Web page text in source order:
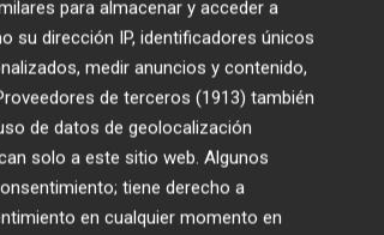
viernes y el
2 Lunes de
posible
Altiplano,
3
Así es el
las playas de
década, con un
de deuda
de deuda en
para almacenar y acceder a
su dirección IP, identificadores únicos
medir anuncios y contenido,
de terceros (1913) también
de datos de geolocalización
solo a este sitio web. Algunos
tiene derecho a
en cualquier momento en